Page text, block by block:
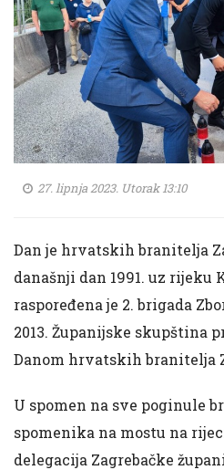
27. lipnja 2023. Utorak 13:10
Dan je hrvatskih branitelja
današnji dan 1991. uz rijeku
raspoređena je 2. brigada
2013. Županijske skupština
Danom hrvatskih branitelja
U spomen na sve poginule
spomenika na mostu na
delegacija Zagrebačke